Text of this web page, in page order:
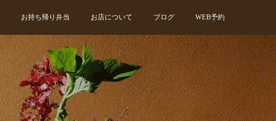
お持ち帰り弁当 お店について ブログ WEB予約